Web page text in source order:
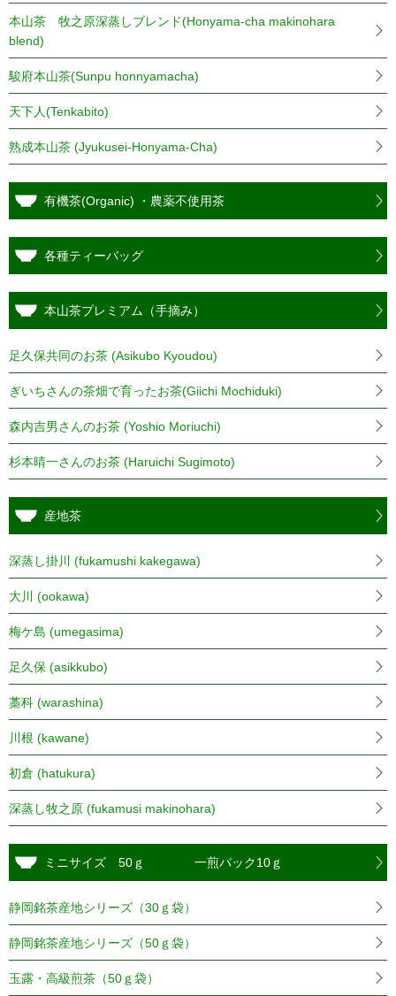
本山茶 牧之原深蒸しブレンド(Honyama-cha makinohara
blend)
駿府本山茶(Sunpu honnyamacha)
天下人(Tenkabito)
熟成本山茶 (Jyukusei-Honyama-Cha)
有機茶(Organic) ・農薬不使用茶
各種ティーバッグ
本山茶プレミアム（手摘み）
足久保共同のお茶 (Asikubo Kyoudou)
ぎいちさんの茶畑で育ったお茶(Giichi Mochiduki)
森内吉男さんのお茶 (Yoshio Moriuchi)
杉本晴一さんのお茶 (Haruichi Sugimoto)
産地茶
深蒸し掛川 (fukamushi kakegawa)
大川 (ookawa)
梅ケ島 (umegasima)
足久保 (asikkubo)
藁科 (warashina)
川根 (kawane)
初倉 (hatukura)
深蒸し牧之原 (fukamusi makinohara)
ミニサイズ 50ｇ 一煎パック10ｇ
静岡銘茶産地シリーズ（30ｇ袋）
静岡銘茶産地シリーズ（50ｇ袋）
玉露・高級煎茶（50ｇ袋）